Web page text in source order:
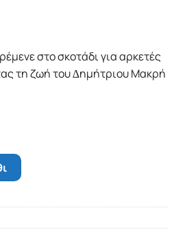
στο σκοτάδι για αρκετές
τη ζωή του ∆ηµήτριου Μακρή